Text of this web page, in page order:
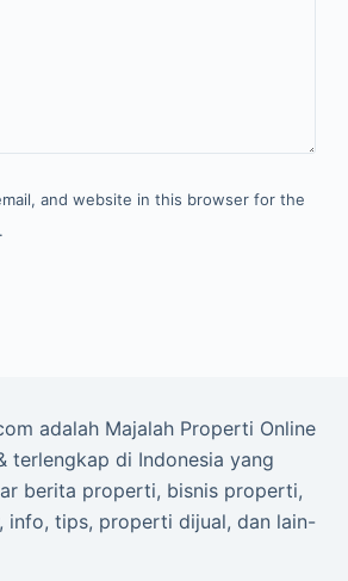
and website in this browser for the
adalah Majalah Properti Online
terlengkap di Indonesia yang
berita properti, bisnis properti,
info, tips, properti dijual, dan lain-